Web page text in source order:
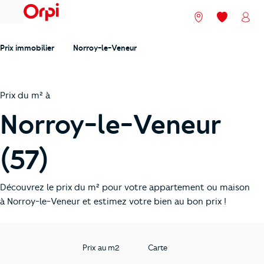
menu Nos agences
Mes
Prix immobilier Norroy-le-Veneur
Prix du m² à
Norroy-le-Veneur
(57)
Découvrez le prix du m² pour votre appartement ou maison
à Norroy-le-Veneur et estimez votre bien au bon prix !
Prix au m2 Carte